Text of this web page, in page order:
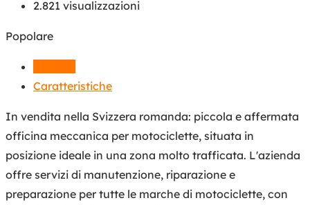
2.821 visualizzazioni
Popolare
Caratteristiche
In vendita nella Svizzera romanda: piccola e affermata
officina meccanica per motociclette, situata in
posizione ideale in una zona molto trafficata. L'azienda
offre servizi di manutenzione, riparazione e
preparazione per tutte le marche di motociclette, con